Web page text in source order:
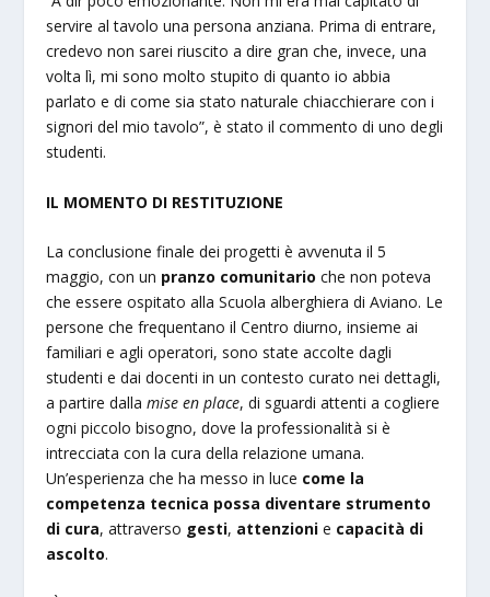
servire al tavolo una persona anziana. Prima di entrare,
credevo non sarei riuscito a dire gran che, invece, una
volta lì, mi sono molto stupito di quanto io abbia
parlato e di come sia stato naturale chiacchierare con i
signori del mio tavolo”, è stato il commento di uno degli
studenti.
IL MOMENTO DI RESTITUZIONE
La conclusione finale dei progetti è avvenuta il 5
maggio, con un pranzo comunitario che non poteva
che essere ospitato alla Scuola alberghiera di Aviano. Le
persone che frequentano il Centro diurno, insieme ai
familiari e agli operatori, sono state accolte dagli
studenti e dai docenti in un contesto curato nei dettagli,
a partire dallamise en place, di sguardi attenti a cogliere
ogni piccolo bisogno, dove la professionalità si è
intrecciata con la cura della relazione umana.
Un’esperienza che ha messo in luce come la
competenza tecnica possa diventare strumento
di cura, attraverso gesti, attenzioni e capacità di
ascolto.